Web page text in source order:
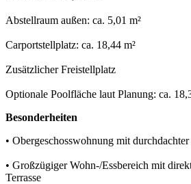
Abstellraum außen: ca. 5,01 m²
Carportstellplatz: ca. 18,44 m²
Zusätzlicher Freistellplatz
Optionale Poolfläche laut Planung: ca.
Besonderheiten
• Obergeschosswohnung mit
• Großzügiger Wohn-/Essbereich mit
Terrasse